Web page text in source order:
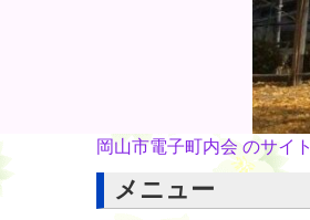
岡山市電子町内会 のサイト
メニュー